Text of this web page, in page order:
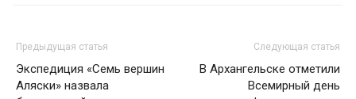
Предыдущая статья
Экспедиция «Семь вершин
Аляски» назвала
Следующая статья
В Архангельске отметили
Всемирный день